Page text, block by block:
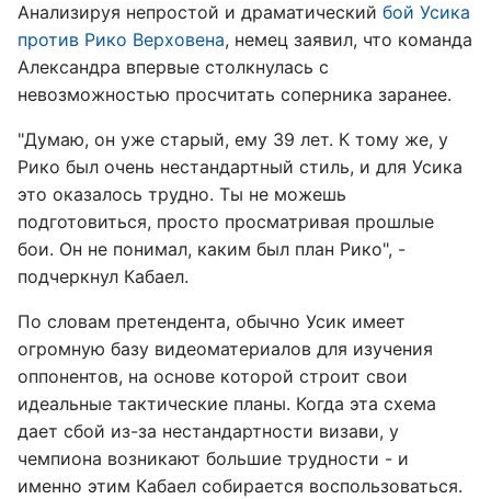
Анализируя непростой и драматический бой Усика
против Рико Верховена, немец заявил, что команда
Александра впервые столкнулась с
невозможностью просчитать соперника заранее.
"Думаю, он уже старый, ему 39 лет. К тому же, у
Рико был очень нестандартный стиль, и для Усика
это оказалось трудно. Ты не можешь
подготовиться, просто просматривая прошлые
бои. Он не понимал, каким был план Рико", -
подчеркнул Кабаел.
По словам претендента, обычно Усик имеет
огромную базу видеоматериалов для изучения
оппонентов, на основе которой строит свои
идеальные тактические планы. Когда эта схема
дает сбой из-за нестандартности визави, у
чемпиона возникают большие трудности - и
именно этим Кабаел собирается воспользоваться.